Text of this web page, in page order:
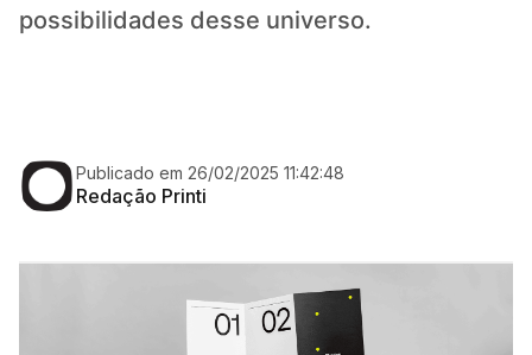
possibilidades desse universo.
Publicado em 26/02/2025 11:42:48
Redação Printi